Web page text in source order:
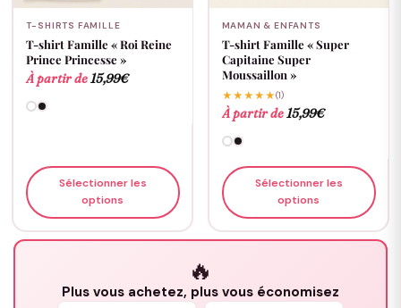
T-SHIRTS FAMILLE
T-shirt Famille « Roi Reine
Prince Princesse »
À partir de 15,99€
Sélectionner les
options
MAMAN & ENFANTS
T-shirt Famille « Super
Capitaine Super
Moussaillon »
★★★★★(1)
À partir de 15,99€
Sélectionner les
options
🔥
Plus vous achetez, plus vous économisez